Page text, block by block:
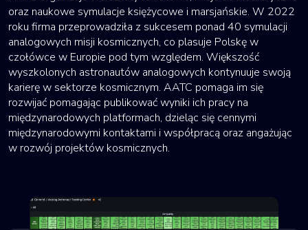
oraz naukowe symulacje księżycowe i marsjańskie. W 2022
roku firma przeprowadziła z sukcesem ponad 40 symulacji
analogowych misji kosmicznych, co plasuje Polskę w
czołówce w Europie pod tym względem. Większość
wyszkolonych astronautów analogowych kontynuuje swoją
karierę w sektorze kosmicznym. AATC pomaga im się
rozwijać pomagając publikować wyniki ich pracy na
międzynarodowych platformach, dzieląc się cennymi
międzynarodowymi kontaktami i współpracą oraz angażując
w rozwój projektów kosmicznych.